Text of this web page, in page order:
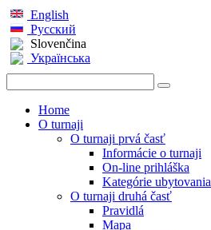
English
Русский
Slovenčina
Українська
Home
O turnaji
O turnaji prvá časť
Informácie o turnaji
On-line prihláška
Kategórie ubytovania
O turnaji druhá časť
Pravidlá
Mapa